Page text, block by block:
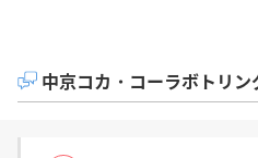
中京コカ・コーラボトリ